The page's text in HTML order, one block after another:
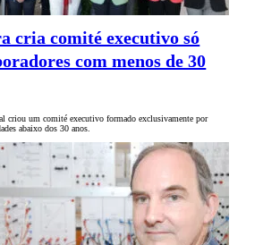
cria comité executivo só
com menos de 30
criou um comité executivo formado exclusivamente por
abaixo dos 30 anos.